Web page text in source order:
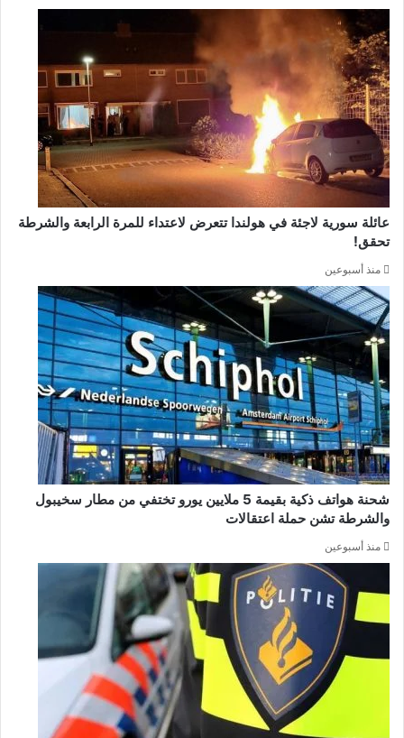
عائلة سورية لاجئة في هولندا تتعرض لاعتداء للمرة الرابعة والشرطة
تحقق!
منذ أسبوعين
شحنة هواتف ذكية بقيمة 5 ملايين يورو تختفي من مطار سخيبول
والشرطة تشن حملة اعتقالات
منذ أسبوعين